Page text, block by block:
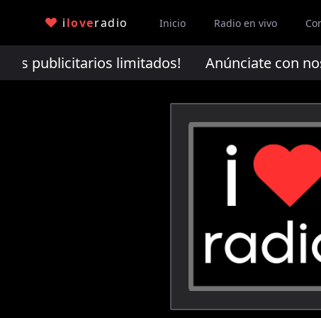
iloveradio Inicio Radio en vivo
publicitarios limitados!Anúnciate con